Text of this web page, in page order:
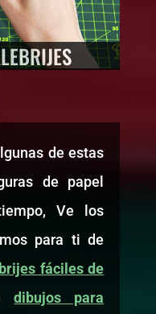
de estas
de papel
Ve los
para ti de
fáciles de
dibujos para